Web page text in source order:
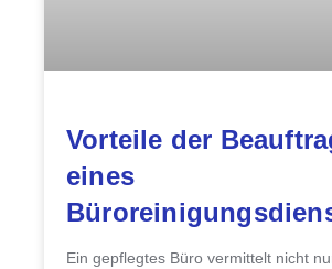
Vorteile der
eines
Ein gepflegtes Büro vermittelt nicht